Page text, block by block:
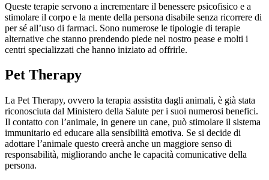
Queste terapie servono a incrementare il benessere psicofisico e a
stimolare il corpo e la mente della persona disabile senza ricorrere di
per sé all’uso di farmaci. Sono numerose le tipologie di terapie
alternative che stanno prendendo piede nel nostro pease e molti i
centri specializzati che hanno iniziato ad offrirle.
Pet Therapy
La Pet Therapy, ovvero la terapia assistita dagli animali, è già stata
riconosciuta dal Ministero della Salute per i suoi numerosi benefici.
Il contatto con l’animale, in genere un cane, può stimolare il sistema
immunitario ed educare alla sensibilità emotiva. Se si decide di
adottare l’animale questo creerà anche un maggiore senso di
responsabilità, migliorando anche le capacità comunicative della
persona.